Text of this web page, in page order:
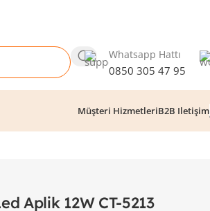
Whatsapp Hattı
0850 305 47 95
Müşteri HizmetleriB2B Iletişim
Aplik 12W CT-5213